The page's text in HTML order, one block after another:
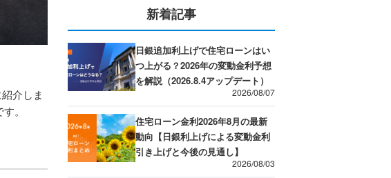
介しま
。
新着記事
日銀追加利上げで住宅ローンはい
つ上がる？2026年の変動金利予想
を解説（2026.8.4アップデート）
2026/08/07
住宅ローン金利2026年8月の最新
動向【日銀利上げによる変動金利
引き上げと今後の見通し】
2026/08/03